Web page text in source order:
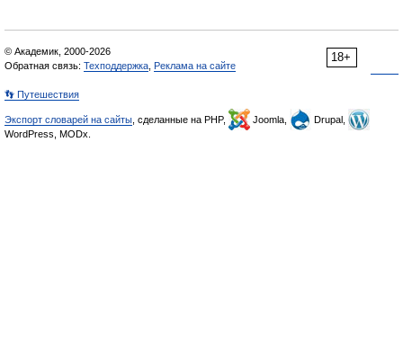
18+
© Академик, 2000-2026
Обратная связь: Техподдержка Реклама на сайте
👣 Путешествия
Экспорт словарей на сайты , сделанные на PHP, Joomla,
Drupal,
WordPress, MODx.